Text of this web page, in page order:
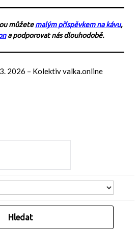
můžetemalým příspěvkem na kávu,
a podporovat nás dlouhodobě.
2026 – Kolektiv valka.online